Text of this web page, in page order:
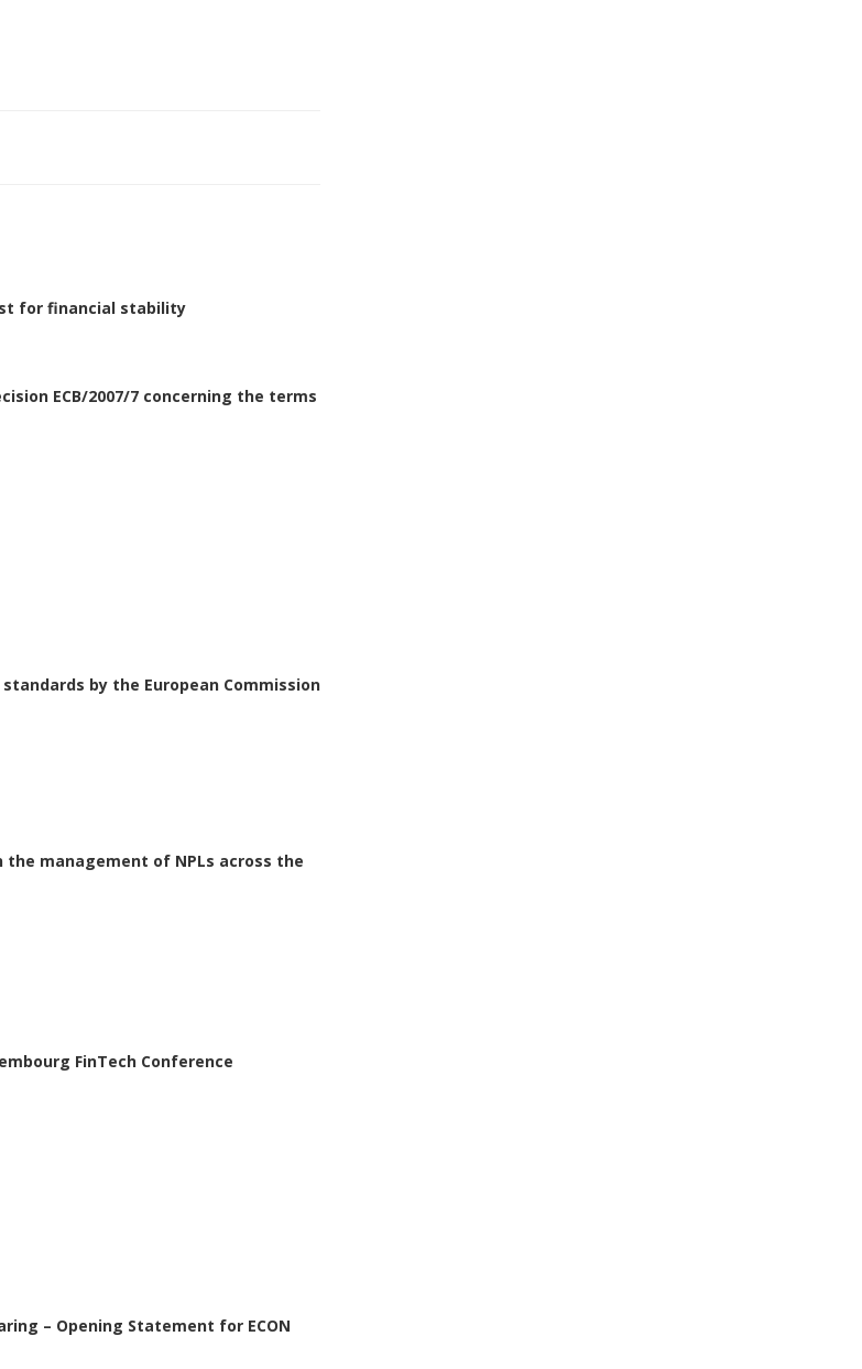
for financial stability
ECB/2007/7 concerning the terms
by the European Commission
the management of NPLs across the
FinTech Conference
– Opening Statement for ECON